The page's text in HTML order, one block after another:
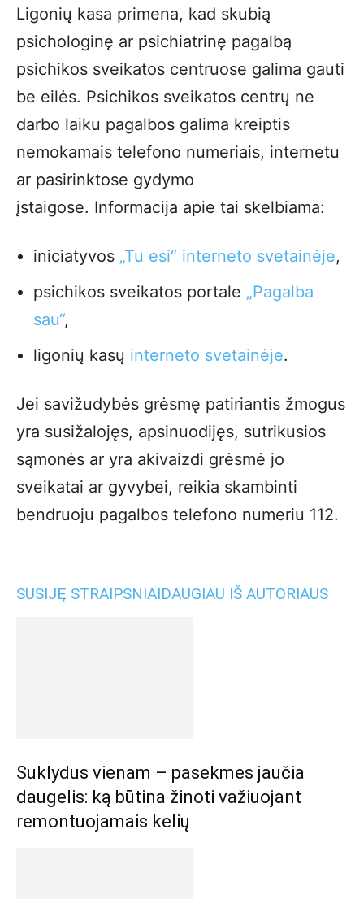
Ligonių kasa primena, kad skubią
psichologinę ar psichiatrinę pagalbą
psichikos sveikatos centruose galima gauti
be eilės. Psichikos sveikatos centrų ne
darbo laiku pagalbos galima kreiptis
nemokamais telefono numeriais, internetu
ar pasirinktose gydymo
įstaigose. Informacija apie tai skelbiama:
iniciatyvos „Tu esi“ interneto svetainėje,
psichikos sveikatos portale „Pagalba
sau“,
ligonių kasų interneto svetainėje.
Jei savižudybės grėsmę patiriantis žmogus
yra susižalojęs, apsinuodijęs, sutrikusios
sąmonės ar yra akivaizdi grėsmė jo
sveikatai ar gyvybei, reikia skambinti
bendruoju pagalbos telefono numeriu 112.
SUSIJĘ STRAIPSNIAIDAUGIAU IŠ AUTORIAUS
Suklydus vienam – pasekmes jaučia
daugelis: ką būtina žinoti važiuojant
remontuojamais kelių